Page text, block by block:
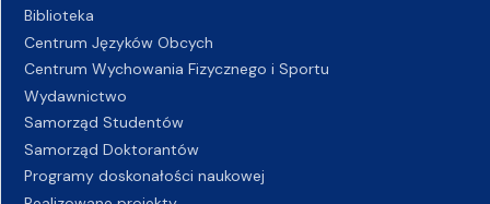
Biblioteka
Centrum Języków Obcych
Centrum Wychowania Fizycznego i Sportu
Wydawnictwo
Samorząd Studentów
Samorząd Doktorantów
Programy doskonałości naukowej